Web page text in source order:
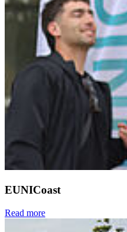
EUNICoast
Read more